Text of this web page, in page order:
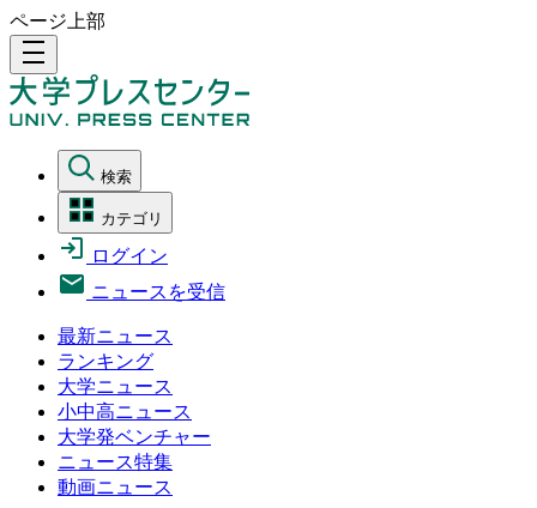
ページ上部
density_medium
検索
カテゴリ
ログイン
ニュースを受信
最新ニュース
ランキング
大学ニュース
小中高ニュース
大学発ベンチャー
ニュース特集
動画ニュース